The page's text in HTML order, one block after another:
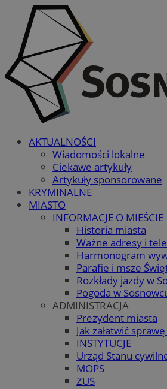
AKTUALNOŚCI
Wiadomości lokalne
Ciekawe artykuły
Artykuły sponsorowane
KRYMINALNE
MIASTO
INFORMACJE O MIEŚCIE
Historia miasta
Ważne adresy i
Harmonogram
Parafie i msze
Rozkłady jazdy w
Pogoda w
ADMINISTRACJA
Prezydent miasta
Jak załatwić
INSTYTUCJE
Urząd Stanu
MOPS
ZUS